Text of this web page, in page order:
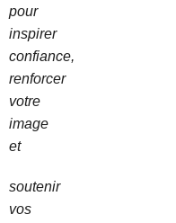
pour
inspirer
confiance,
renforcer
votre
image
et
soutenir
vos